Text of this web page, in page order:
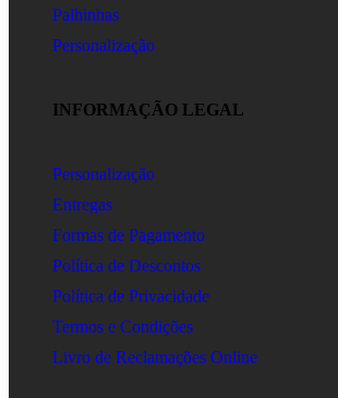
Palhinhas
Personalização
INFORMAÇÃO LEGAL
Personalização
Entregas
Formas de Pagamento
Política de Descontos
Política de Privacidade
Termos e Condições
Livro de Reclamações Online